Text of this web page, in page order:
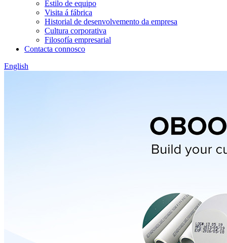
Estilo de equipo
Visita á fábrica
Historial de desenvolvemento da empresa
Cultura corporativa
Filosofía empresarial
Contacta connosco
English